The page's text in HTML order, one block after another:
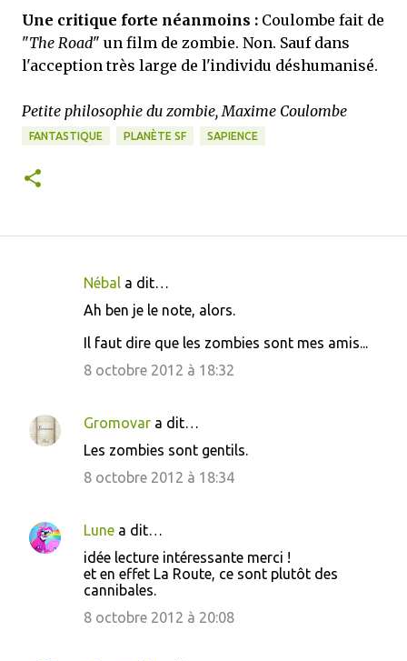
Une critique forte néanmoins : Coulombe fait de
"The Road" un film de zombie. Non. Sauf dans
l'acception très large de l'individu déshumanisé.
Petite philosophie du zombie, Maxime Coulombe
FANTASTIQUE PLANÈTE SF SAPIENCE
n
t
r
e
Nébal a dit…
Ah ben je le note, alors.
Il faut dire que les zombies sont mes amis...
8 octobre 2012 à 18:32
Gromovar a dit…
Les zombies sont gentils.
8 octobre 2012 à 18:34
Lune a dit…
idée lecture intéressante merci !
et en effet La Route, ce sont plutôt des
cannibales.
8 octobre 2012 à 20:08